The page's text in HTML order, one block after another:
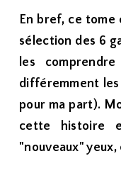
En bref, ce tome
sélection des 6
les
différemment les
pour ma part).
cette histoire
"nouveaux"